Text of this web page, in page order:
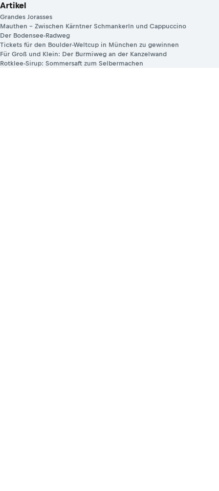
Artikel
Grandes Jorasses
Mauthen – Zwischen Kärntner Schmankerln und Cappuccino
Der Bodensee-Radweg
Tickets für den Boulder-Weltcup in München zu gewinnen
Für Groß und Klein: Der Burmiweg an der Kanzelwand
Rotklee-Sirup: Sommersaft zum Selbermachen